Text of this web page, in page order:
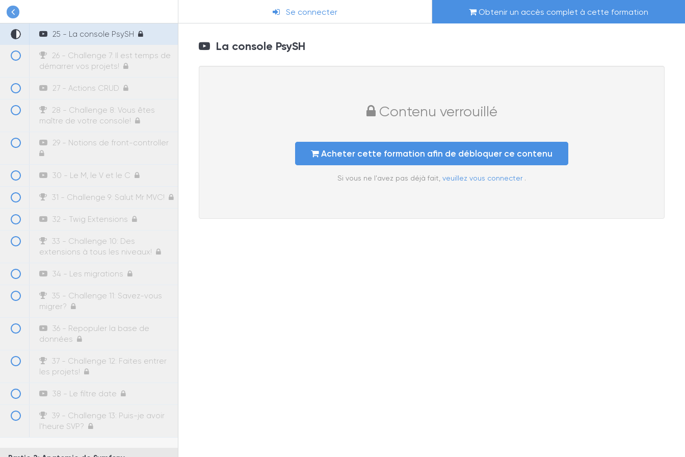
Se connecter Obtenir un accès complet à cette formation
25 - La console PsySH
26 - Challenge 7: Il est temps de
démarrer vos projets!
27 - Actions CRUD
28 - Challenge 8: Vous êtes
maître de votre console!
29 - Notions de front-controller
30 - Le M, le V et le C
31 - Challenge 9: Salut Mr MVC!
32 - Twig Extensions
33 - Challenge 10: Des
extensions à tous les niveaux!
34 - Les migrations
35 - Challenge 11: Savez-vous
migrer?
36 - Repopuler la base de
données
37 - Challenge 12: Faites entrer
les projets!
38 - Le filtre date
39 - Challenge 13: Puis-je avoir
l'heure SVP?
La console PsySH
Contenu verrouillé
Acheter cette formation afin de débloquer ce contenu
Si vous ne l'avez pas déjà fait, veuillez vous connecter .